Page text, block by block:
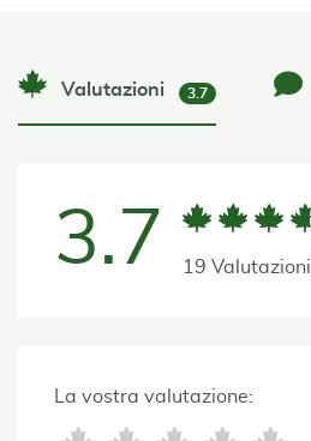
Valutazioni 3.7
3.7 19 Valutazioni
La vostra valutazione: